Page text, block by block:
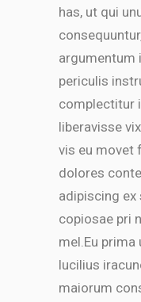
has, ut qui
argumentum
periculis
complectitur
liberavisse
vis eu movet
dolores
adipiscing
copiosae pri
mel.Eu
lucilius
maiorum